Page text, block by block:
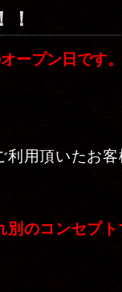
ープン日です。
利用頂いたお
別のコンセプ